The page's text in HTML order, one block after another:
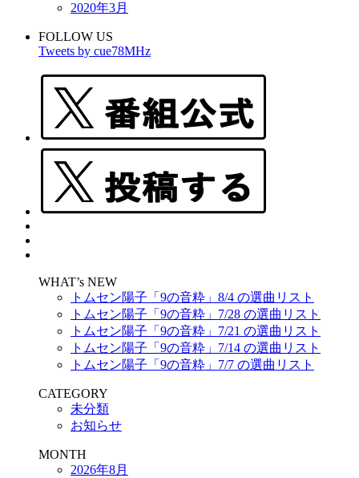
2020年3月
FOLLOW US
Tweets by cue78MHz
WHAT’s NEW
トムセン陽子「9の音粋」8/4 の選曲リスト
トムセン陽子「9の音粋」7/28 の選曲リスト
トムセン陽子「9の音粋」7/21 の選曲リスト
トムセン陽子「9の音粋」7/14 の選曲リスト
トムセン陽子「9の音粋」7/7 の選曲リスト
CATEGORY
未分類
お知らせ
MONTH
2026年8月